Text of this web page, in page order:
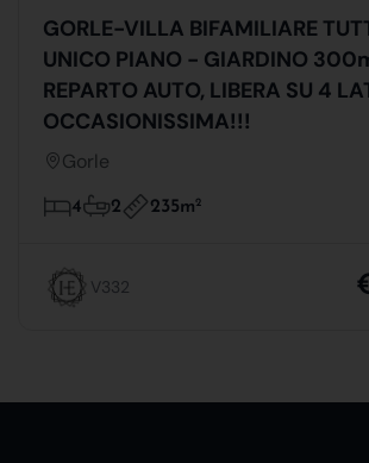
GORLE-VILLA BIFAMILIARE
UNICO PIANO - GIARDINO
REPARTO AUTO, LIBERA SU 4
OCCASIONISSIMA!!!
Gorle
4 2 235m2
V332